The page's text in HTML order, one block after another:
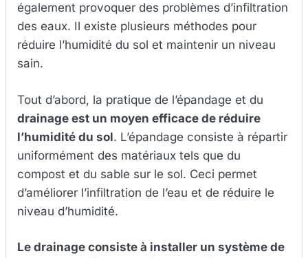
également provoquer des problèmes d’infiltration
des eaux. Il existe plusieurs méthodes pour
réduire l’humidité du sol et maintenir un niveau
sain.
Tout d’abord, la pratique de l’épandage et du
drainage est un moyen efficace de réduire
l’humidité du sol. L’épandage consiste à répartir
uniformément des matériaux tels que du
compost et du sable sur le sol. Ceci permet
d’améliorer l’infiltration de l’eau et de réduire le
niveau d’humidité.
Le drainage consiste à installer un système de